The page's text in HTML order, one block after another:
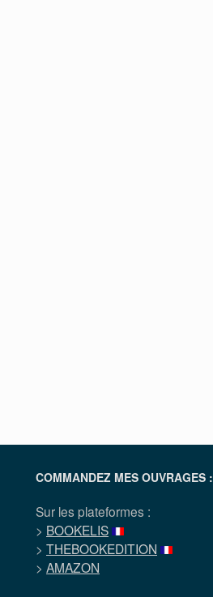
COMMANDEZ MES OUVRAGES :
Sur les plateformes :
> BOOKELIS
> THEBOOKEDITION
> AMAZON